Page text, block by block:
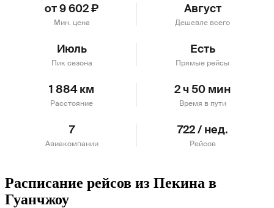
от 9 602 ₽
Мин. цена
Август
Дешевле всего
Июль
Пик сезона
Есть
Прямые рейсы
1 884 км
Расстояние
2 ч 50 мин
Время в пути
7
Авиакомпании
722 / нед.
Рейсов
Расписание рейсов из Пекина в
Гуанчжоу